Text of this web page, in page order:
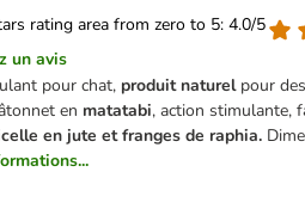
rating area from zero to 5: 4.0/5
un avis
pour chat, produit naturelpour
en matatabi, action stimulante,
en jute et franges de raphia.